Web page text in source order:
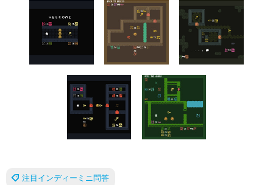
注目インディーミニ問答